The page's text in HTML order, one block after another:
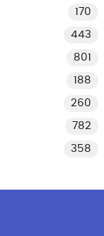
170
443
801
188
260
782
358